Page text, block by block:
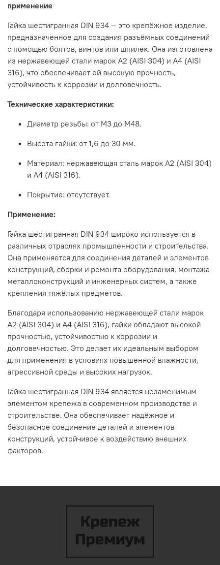
применение
Гайка шестигранная DIN 934 — это крепёжное изделие,
предназначенное для создания разъёмных соединений
с помощью болтов, винтов или шпилек. Она изготовлена
из нержавеющей стали марок А2 (AISI 304) и А4 (AISI
316), что обеспечивает ей высокую прочность,
устойчивость к коррозии и долговечность.
Технические характеристики:
Диаметр резьбы: от М3 до М48.
Высота гайки: от 1,6 до 30 мм.
Материал: нержавеющая сталь марок А2 (AISI 304)
и А4 (AISI 316).
Покрытие: отсутствует.
Применение:
Гайка шестигранная DIN 934 широко используется в
различных отраслях промышленности и строительства.
Она применяется для соединения деталей и элементов
конструкций, сборки и ремонта оборудования, монтажа
металлоконструкций и инженерных систем, а также
крепления тяжёлых предметов.
Благодаря использованию нержавеющей стали марок
А2 (AISI 304) и А4 (AISI 316), гайки обладают высокой
прочностью, устойчивостью к коррозии и
долговечностью. Это делает их идеальным выбором
для применения в условиях повышенной влажности,
агрессивной среды и высоких нагрузок.
Гайка шестигранная DIN 934 является незаменимым
элементом крепежа в современном производстве и
строительстве. Она обеспечивает надёжное и
безопасное соединение деталей и элементов
конструкций, устойчивое к воздействию внешних
факторов.